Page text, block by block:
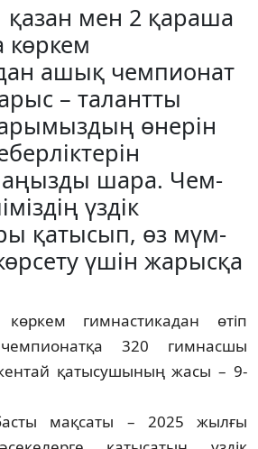
қазан мен 2 қараша
көр­кем
ашық чемпионат
– та­лантты
өнерін
шара. Чем­
үздік
қатысып, өз мүм­
үшін жарысқа
гимнастикадан өтіп
320 гимнасшы
қатысу­шы­ның жасы – 9-
мақсаты – 2025 жылғы